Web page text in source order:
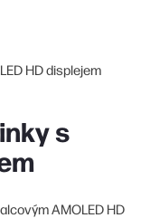
s
AMOLED HD